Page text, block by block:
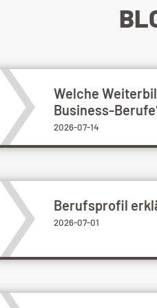
Welche
Business-
2026-07-14
Berufsprofil
2026-07-01